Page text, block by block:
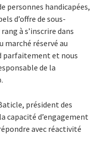
personnes handicapées,
d’offre de sous-
à s’inscrire dans
marché réservé au
parfaitement et nous
de la
président des
capacité d’engagement
avec réactivité